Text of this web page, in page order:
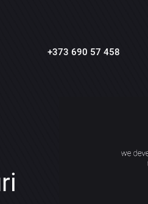
+373 690 57 458